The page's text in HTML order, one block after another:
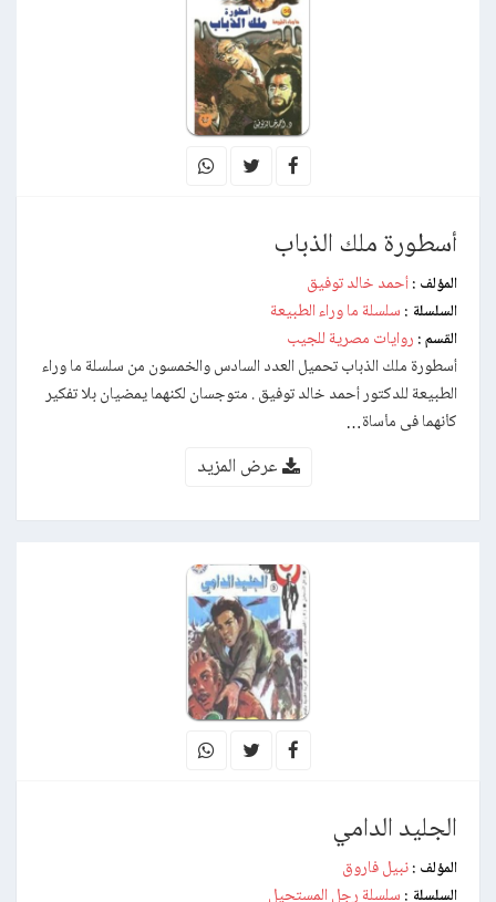
أسطورة ملك الذباب
المؤلف : أحمد خالد توفيق
السلسلة : سلسلة ما وراء الطبيعة
القسم : روايات مصرية للجيب
أسطورة ملك الذباب تحميل العدد السادس والخمسون من سلسلة ما وراء
الطبيعة للدكتور أحمد خالد توفيق . متوجسان لكنهما يمضيان بلا تفكير
كأنهما فى مأساة…
عرض المزيد
الجليد الدامي
المؤلف : نبيل فاروق
السلسلة : سلسلة رجل المستحيل